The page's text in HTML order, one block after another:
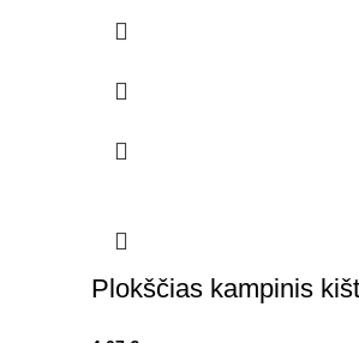
Plokščias kampinis